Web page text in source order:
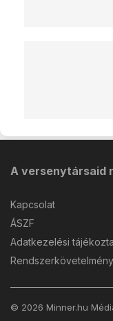
A versenytársaid
Kapcsolat
ÁSZF
Adatkezelési
© 2026 Minner.hu